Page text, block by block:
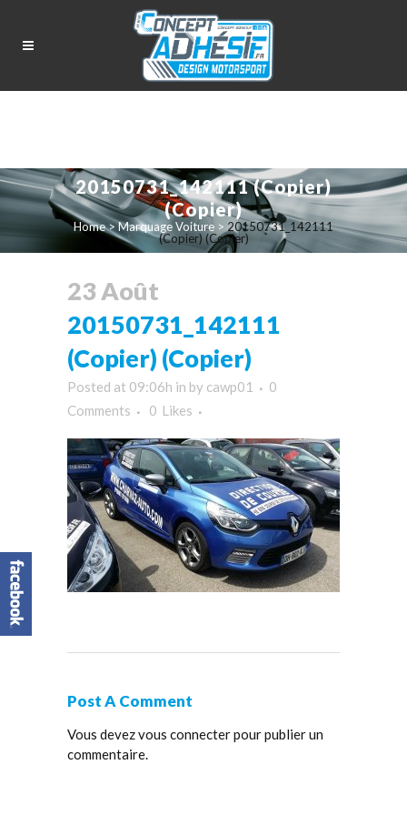
20150731_142111 (Copier)
(Copier)
Home>Marquage Voiture > 20150731_142111
(Copier) (Copier)
23 Août
20150731_142111
(Copier) (Copier)
Posted at 09:06h in by cawp01
0
Comments
0 Likes
Post A Comment
Vous devezvous connecterpour publier un
commentaire.